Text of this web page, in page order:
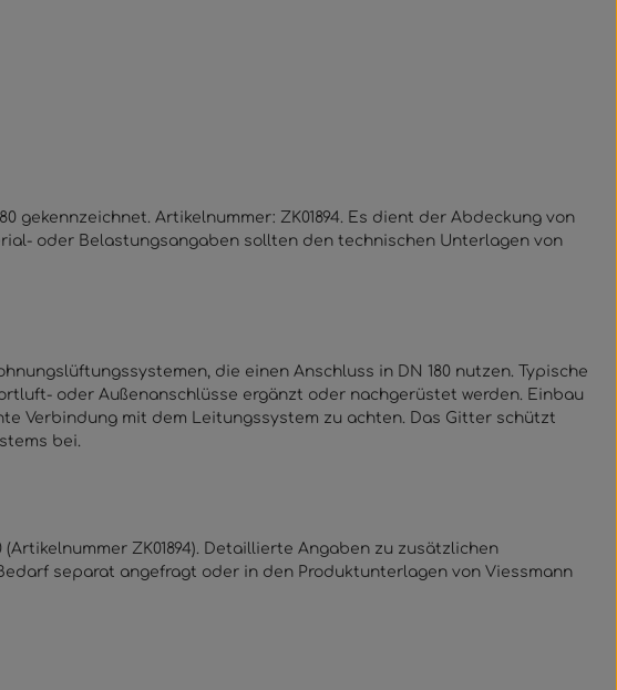
Artikelnummer: ZK01894. Es dient der Abdeckung von
oder Belastungsangaben sollten den technischen Unterlagen von
die einen Anschluss in DN 180 nutzen. Typische
oder Außenanschlüsse ergänzt oder nachgerüstet werden. Einbau
Verbindung mit dem Leitungssystem zu achten. Das Gitter schützt
bei.
ZK01894). Detaillierte Angaben zu zusätzlichen
separat angefragt oder in den Produktunterlagen von Viessmann